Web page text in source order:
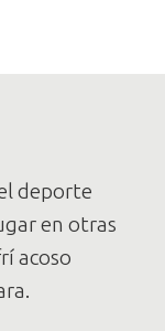
deporte
en otras
acoso